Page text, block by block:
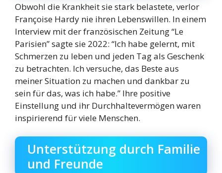
Obwohl die Krankheit sie stark belastete, verlor
Françoise Hardy nie ihren Lebenswillen. In einem
Interview mit der französischen Zeitung “Le
Parisien” sagte sie 2022: “Ich habe gelernt, mit
Schmerzen zu leben und jeden Tag als Geschenk
zu betrachten. Ich versuche, das Beste aus
meiner Situation zu machen und dankbar zu
sein für das, was ich habe.” Ihre positive
Einstellung und ihr Durchhaltevermögen waren
inspirierend für viele Menschen.
Unterstützung durch Familie
und Freunde